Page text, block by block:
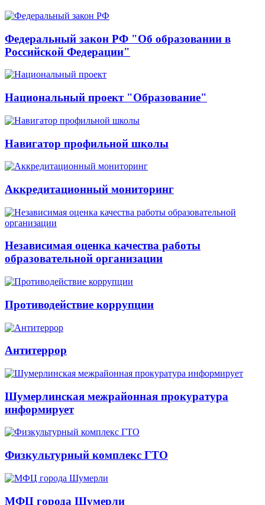
Федеральный закон РФ "Об образовании в
Российской Федерации"
Национальный проект "Образование"
Навигатор профильной школы
Аккредитационный мониторинг
Независимая оценка качества работы
образовательной организации
Противодействие коррупции
Антитеррор
Шумерлинская межрайонная прокуратура
информирует
Физкультурный комплекс ГТО
МФЦ города Шумерли